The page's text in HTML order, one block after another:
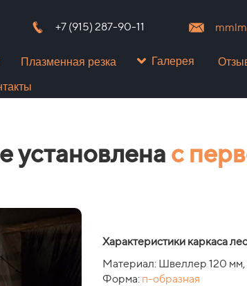
+7 (915) 287-90-11
Плазменная резка Галерея
установлена с
Характеристики каркаса
Материал: Швеллер 120 мм,
Форма: п-образная